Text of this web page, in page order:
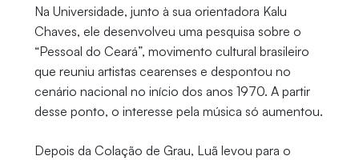
Na Universidade, junto à sua orientadora Kalu
Chaves, ele desenvolveu uma pesquisa sobre o
“Pessoal do Ceará”, movimento cultural brasileiro
que reuniu artistas cearenses e despontou no
cenário nacional no início dos anos 1970. A partir
desse ponto, o interesse pela música só aumentou.
Depois da Colação de Grau, Luã levou para o